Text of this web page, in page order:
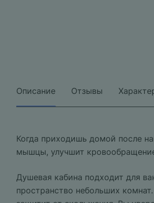
Описание Отзывы
Когда приходишь домой после
мышцы, улучшит
Душевая кабина подходит для
пространство небольших